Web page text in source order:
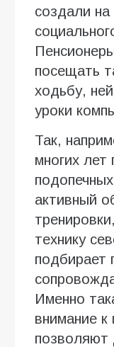
создали
посещать
ходьбу,
уроки
Так,
многих
активный
технику
Именно
внимание к
позволяют